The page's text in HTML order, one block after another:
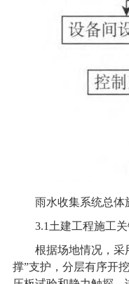
雨水收集系统总体
3.1 土建工程施工
根据场地情况，采
撑”支护，分层有序开